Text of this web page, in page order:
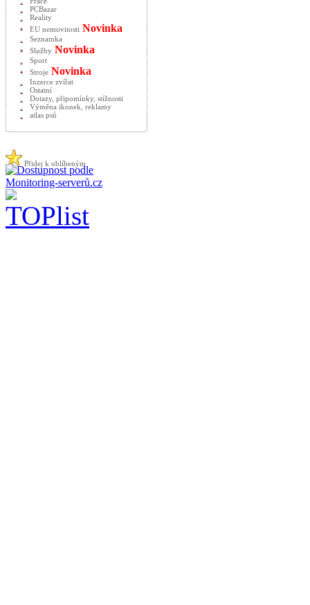
PCBazar
Reality
EU nemovitosti Novinka
Seznamka
Služby Novinka
Sport
Stroje Novinka
Inzerce zvířat
Ostatní
Dotazy, připomínky, stížnosti
Výměna ikonek, reklamy
atlas psů
Přidej k oblíbeným